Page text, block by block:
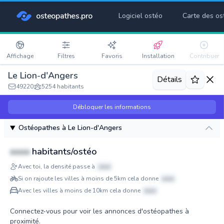
osteopathes.pro Logiciel ostéo Carte des
Affichage Filtres Favoris Installation Contribuer
Le Lion-d'Angers
49220 5254 habitants
Détails
Débloquer les informations
Ostéopathes à Le Lion-d'Angers
xxxx habitants/ostéo
Avec toi, la densité passe à
xxxx
Si on rajoute les villes à moins de 5km cela donne
xxxx
Avec les villes à moins de 10km cela donne
xxxx
Connectez-vous pour voir les annonces d'ostéopathes à
proximité.